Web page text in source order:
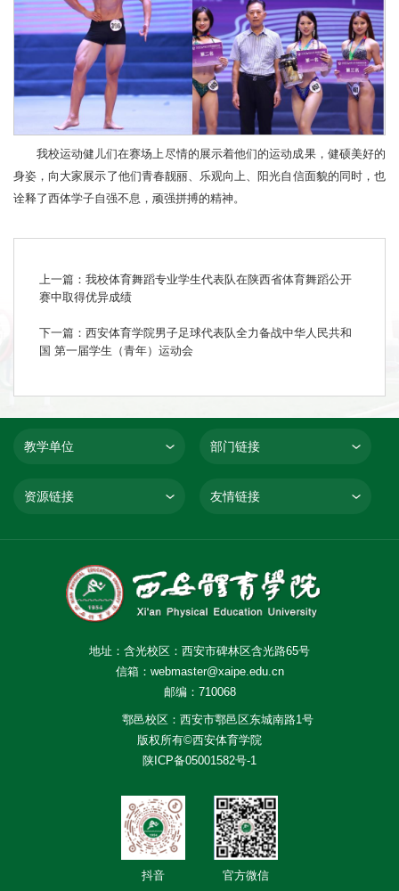
我校运动健儿们在赛场上尽情的展示着他们的运动成果，健硕美好的
身姿，向大家展示了他们青春靓丽、乐观向上、阳光自信面貌的同时，也
诠释了西体学子自强不息，顽强拼搏的精神。
上一篇：我校体育舞蹈专业学生代表队在陕西省体育舞蹈公开
赛中取得优异成绩
下一篇：西安体育学院男子足球代表队全力备战中华人民共和
国 第一届学生（青年）运动会
教学单位 部门链接
资源链接 友情链接
地址：含光校区：西安市碑林区含光路65号
信箱：webmaster@xaipe.edu.cn
邮编：710068
鄠邑校区：西安市鄠邑区东城南路1号
版权所有©西安体育学院
陕ICP备05001582号-1
抖音 官方微信